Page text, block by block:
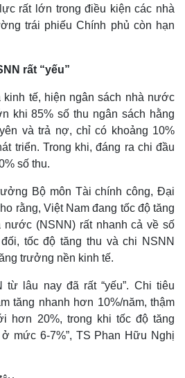
rất lớn trong điều kiện các nhà
trái phiếu Chính phủ còn hạn
rất “yếu”
kinh tế, hiện ngân sách nhà nước
khi 85% số thu ngân sách hằng
và trả nợ, chỉ có khoảng 10%
triển. Trong khi, đáng ra chi đầu
số thu.
Bộ môn Tài chính công, Đại
rằng, Việt Nam đang tốc độ tăng
nước (NSNN) rất nhanh cả về số
tốc độ tăng thu và chi NSNN
trưởng nền kinh tế.
từ lâu nay đã rất “yếu”. Chi tiêu
tăng nhanh hơn 10%/năm, thậm
hơn 20%, trong khi tốc độ tăng
mức 6-7%”, TS Phan Hữu Nghị